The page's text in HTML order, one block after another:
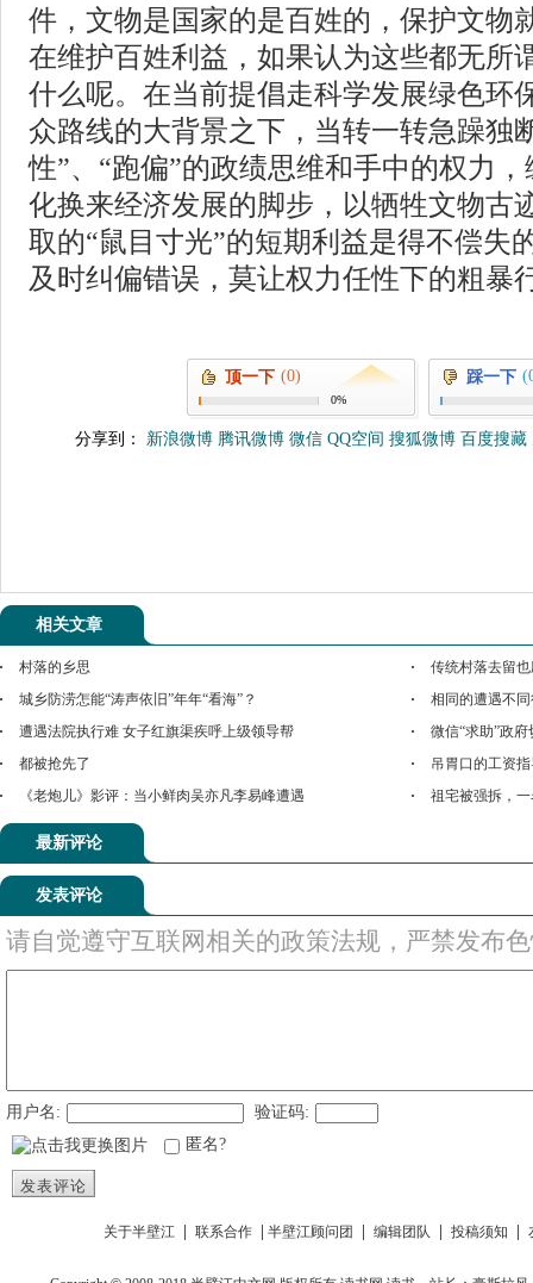
件，文物是国家的是百姓的，保护文物
在维护百姓利益，如果认为这些都无所
什么呢。在当前提倡走科学发展绿色环
众路线的大背景之下，当转一转急躁独
性”、“跑偏”的政绩思维和手中的权力
化换来经济发展的脚步，以牺牲文物古
取的“鼠目寸光”的短期利益是得不偿失
及时纠偏错误，莫让权力任性下的粗暴
顶一下 (0)
0%
踩一下
分享到： 新浪微博 腾讯微博 微信 QQ空间 搜狐微博 百度搜藏
相关文章
村落的乡思
传统村落去留
城乡防涝怎能“涛声依旧”年年“看海”？
相同的遭遇不
遭遇法院执行难 女子红旗渠疾呼上级领导帮
微信“求助”政
都被抢先了
吊胃口的工资
《老炮儿》影评：当小鲜肉吴亦凡李易峰遭遇
祖宅被强拆，
最新评论
发表评论
请自觉遵守互联网相关的政策法规，严禁发布
用户名:
验证码:
匿名?
发表评论
关于半壁江 联系合作 半壁江顾问团 编辑团队 投稿须知